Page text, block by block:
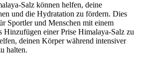
Salz können helfen, deine
und die Hydratation zu fördern. Dies
Sportler und Menschen mit einem
Hinzufügen einer Prise Himalaya-Salz zu
deinen Körper während intensiver
halten.